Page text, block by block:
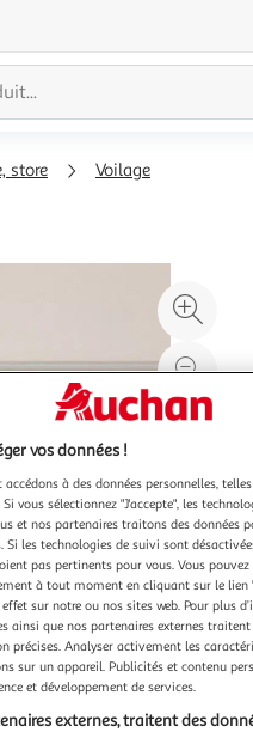
store Voilage
à
à
%
vos données !
à des données personnelles,
vous sélectionnez "J'accepte", les
et nos partenaires traitons des données
Si les technologies de suivi sont
pas pertinents pour vous. Vous
à tout moment en cliquant sur le lien
sur notre ou nos sites web. Pour plus
ainsi que nos partenaires externes
précises. Analyser activement les
sur un appareil. Publicités et contenu
et développement de services.
externes, traitent des